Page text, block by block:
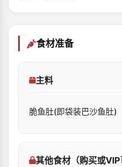
食材准备
主料
脆鱼肚(即袋装巴沙鱼肚)
其他食材（购买或VIP